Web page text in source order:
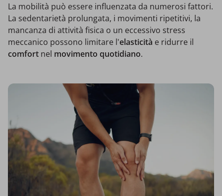
La mobilità può essere influenzata da numerosi fattori.
La sedentarietà prolungata, i movimenti ripetitivi, la
mancanza di attività fisica o un eccessivo stress
meccanico possono limitare l'elasticità e ridurre il
comfort nel movimento quotidiano.